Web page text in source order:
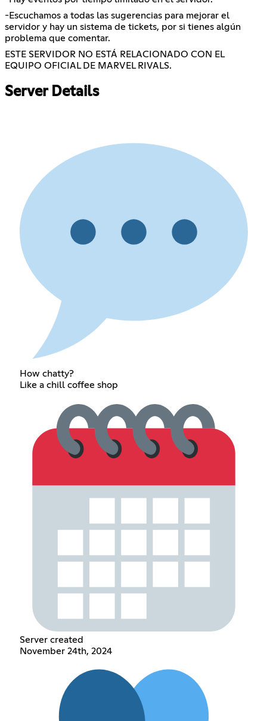
-Escuchamos a todas las sugerencias para mejorar el
servidor y hay un sistema de tickets, por si tienes algún
problema que comentar.
ESTE SERVIDOR NO ESTÁ RELACIONADO CON EL
EQUIPO OFICIAL DE MARVEL RIVALS.
Server Details
How chatty?
Like a chill coffee shop
Server created
November 24th, 2024